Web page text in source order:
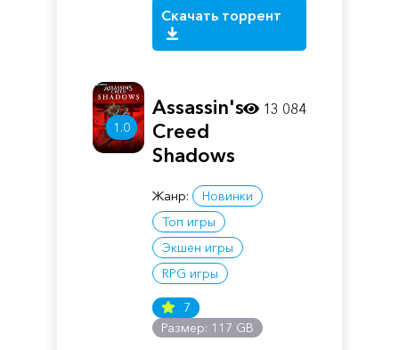
Скачать торрент
1.0
Assassin's
Creed
Shadows
Жанр:
Новинки
Топ игры
Экшен игры
RPG игры
7
Размер: 117 GB
13 084